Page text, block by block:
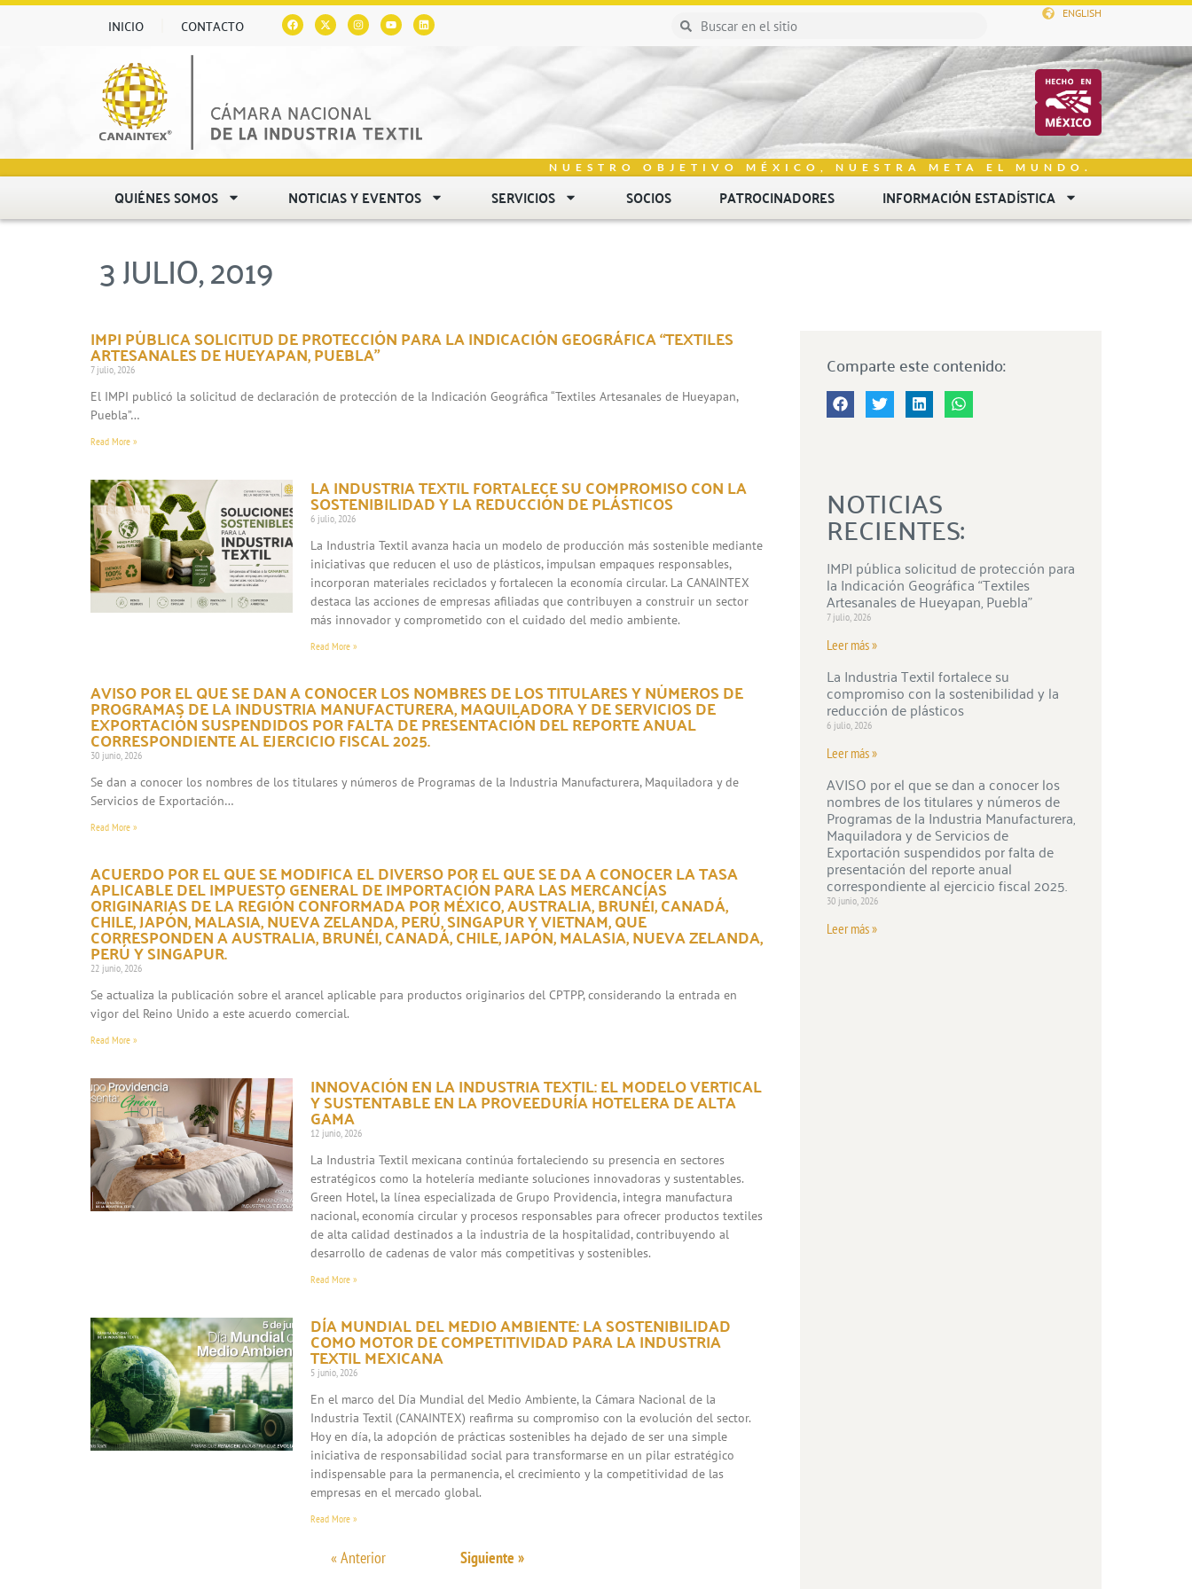
INICIO CONTACTO
ENGLISH
NUESTRO OBJETIVO MÉXICO, NUESTRA META EL MUNDO.
QUIÉNES SOMOS NOTICIAS Y EVENTOS SERVICIOS SOCIOS PATROCINADORES INFORMACIÓN ESTADÍSTICA
3 JULIO, 2019
IMPI PÚBLICA SOLICITUD DE PROTECCIÓN PARA LA INDICACIÓN GEOGRÁFICA “TEXTILES
ARTESANALES DE HUEYAPAN, PUEBLA”
7 julio, 2026
El IMPI publicó la solicitud de declaración de protección de la Indicación Geográfica “Textiles Artesanales de Hueyapan,
Puebla”…
Read More »
LA INDUSTRIA TEXTIL FORTALECE SU COMPROMISO CON LA
SOSTENIBILIDAD Y LA REDUCCIÓN DE PLÁSTICOS
6 julio, 2026
La Industria Textil avanza hacia un modelo de producción más sostenible mediante
iniciativas que reducen el uso de plásticos, impulsan empaques responsables,
incorporan materiales reciclados y fortalecen la economía circular. La CANAINTEX
destaca las acciones de empresas afiliadas que contribuyen a construir un sector
más innovador y comprometido con el cuidado del medio ambiente.
Read More »
AVISO POR EL QUE SE DAN A CONOCER LOS NOMBRES DE LOS TITULARES Y NÚMEROS DE
PROGRAMAS DE LA INDUSTRIA MANUFACTURERA, MAQUILADORA Y DE SERVICIOS DE
EXPORTACIÓN SUSPENDIDOS POR FALTA DE PRESENTACIÓN DEL REPORTE ANUAL
CORRESPONDIENTE AL EJERCICIO FISCAL 2025.
30 junio, 2026
Se dan a conocer los nombres de los titulares y números de Programas de la Industria Manufacturera, Maquiladora y de
Servicios de Exportación…
Read More »
ACUERDO POR EL QUE SE MODIFICA EL DIVERSO POR EL QUE SE DA A CONOCER LA TASA
APLICABLE DEL IMPUESTO GENERAL DE IMPORTACIÓN PARA LAS MERCANCÍAS
ORIGINARIAS DE LA REGIÓN CONFORMADA POR MÉXICO, AUSTRALIA, BRUNÉI, CANADÁ,
CHILE, JAPÓN, MALASIA, NUEVA ZELANDA, PERÚ, SINGAPUR Y VIETNAM, QUE
CORRESPONDEN A AUSTRALIA, BRUNÉI, CANADÁ, CHILE, JAPÓN, MALASIA, NUEVA ZELANDA,
PERÚ Y SINGAPUR.
22 junio, 2026
Se actualiza la publicación sobre el arancel aplicable para productos originarios del CPTPP, considerando la entrada en
vigor del Reino Unido a este acuerdo comercial.
Read More »
INNOVACIÓN EN LA INDUSTRIA TEXTIL: EL MODELO VERTICAL
Y SUSTENTABLE EN LA PROVEEDURÍA HOTELERA DE ALTA
GAMA
12 junio, 2026
La Industria Textil mexicana continúa fortaleciendo su presencia en sectores
estratégicos como la hotelería mediante soluciones innovadoras y sustentables.
Green Hotel, la línea especializada de Grupo Providencia, integra manufactura
nacional, economía circular y procesos responsables para ofrecer productos textiles
de alta calidad destinados a la industria de la hospitalidad, contribuyendo al
desarrollo de cadenas de valor más competitivas y sostenibles.
Read More »
DÍA MUNDIAL DEL MEDIO AMBIENTE: LA SOSTENIBILIDAD
COMO MOTOR DE COMPETITIVIDAD PARA LA INDUSTRIA
TEXTIL MEXICANA
5 junio, 2026
En el marco del Día Mundial del Medio Ambiente, la Cámara Nacional de la
Industria Textil (CANAINTEX) reafirma su compromiso con la evolución del sector.
Hoy en día, la adopción de prácticas sostenibles ha dejado de ser una simple
iniciativa de responsabilidad social para transformarse en un pilar estratégico
indispensable para la permanencia, el crecimiento y la competitividad de las
empresas en el mercado global.
Read More »
« Anterior Siguiente »
Comparte este contenido:
NOTICIAS
RECIENTES:
IMPI pública solicitud de protección para
la Indicación Geográfica “Textiles
Artesanales de Hueyapan, Puebla”
7 julio, 2026
Leer más »
La Industria Textil fortalece su
compromiso con la sostenibilidad y la
reducción de plásticos
6 julio, 2026
Leer más »
AVISO por el que se dan a conocer los
nombres de los titulares y números de
Programas de la Industria Manufacturera,
Maquiladora y de Servicios de
Exportación suspendidos por falta de
presentación del reporte anual
correspondiente al ejercicio fiscal 2025.
30 junio, 2026
Leer más »